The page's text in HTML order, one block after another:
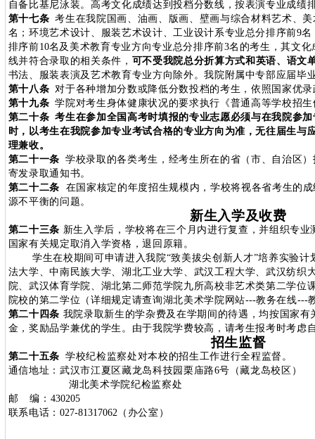
自备比基尼泳装。高考文化成绩达到投档分数线，按表演专业成绩
第十七条 考生在我院国画、油画、版画、壁画与综合材料艺术、
名；环境艺术设计、服装艺术设计、工业设计系专业总分排序前9名
排序前10名及美术教育专业方向专业总分排序前3名的考生，其文
线并符合录取的相关条件， 可不受我院总分折算方式和英语、语文
书法、服装表演及艺术教育专业方向除外。我院附属中专部应届毕
第十八条 对于各种增加分数或降低分数投档的考生，依照国家优
第十九条 学院对考生身体健康状况的要求执行《普通高等学校招
第二十条 考生在参加全国高考时填报的专业志愿必须与在我院参
时，以考生在我院参加专业考试合格的专业方向为准，无往届生与
理兼收。
第二十一条 学校录取的各类考生，经考生所在的省（市、自治区
寄发录取通知书。
第二十二条
在国家核定的年度招生规模内，学校将视各省考生的
源不平衡的问题。
新生入学及收费
第二十三条 新生入学后，学校将在三个月内进行复查，并组织专
国家有关规定取消入学资格，退回原籍。
学生在校期间可申请进入我院“致美拔尖创新人才”培养实验
法大学、中南民族大学、湖北工业大学、武汉工程大学、武汉纺织
院、武汉体育学院、湖北第二师范学院九所高校非艺术类第二学位
院校的第二学位（详细规定请查询湖北美术学院网站---教务在线---
第二十四条 我院录取新生的学杂费及在学期间的待遇，均按国家
金，奖励品学兼优的学生。由于我院学费较高，请考生报考时考虑
招生监督
第二十五条 学校纪检监察处对本校的招生工作进行全程监督。
通信地址：武汉市江夏区藏龙岛科技园栗庙路6号（藏龙岛校区）
湖北美术学院纪检监察处
邮
编： 430205
联系电话： 027-81317062（办公室）